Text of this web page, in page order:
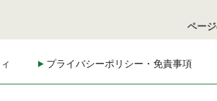
ペー
プライバシーポリシー・免責事項